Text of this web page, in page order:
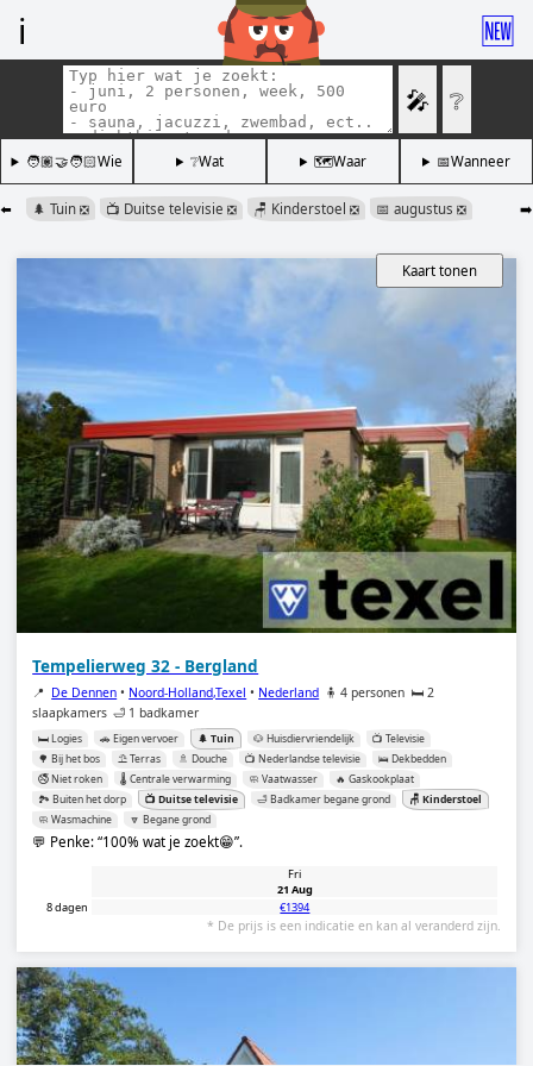
ℹ️ 🆕
🎤 ❔
🧑🏽‍🤝‍🧑🏻Wie ❔Wat 🗺️Waar 📅Wanneer
⬅️ ➡️
🌲 Tuin ❎ 📺 Duitse televisie ❎ 🪑 Kinderstoel ❎ 📅 augustus ❎
Kaart tonen
Tempelierweg 32 - Bergland
📍 De Dennen • Noord-Holland,Texel • Nederland 🧍 4 personen 🛏️ 2
slaapkamers 🛁 1 badkamer
🛏️ Logies 🚗 Eigen vervoer 🌲 Tuin 🐶 Huisdiervriendelijk
📺 Televisie
🌳 Bij het bos
⛱️ Terras 🚿 Douche 📺 Nederlandse televisie
🛌 Dekbedden
🚭 Niet roken
🌡️ Centrale verwarming 🧼 Vaatwasser
🔥 Gaskookplaat
🏞️ Buiten het dorp
📺 Duitse televisie 🛁 Badkamer begane grond
🪑 Kinderstoel
🧼 Wasmachine
🔽 Begane grond
💬 Penke: 100% wat je zoekt😁 .
Fri
21 Aug
8 dagen
€1394
* De prijs is een indicatie en kan al veranderd zijn.